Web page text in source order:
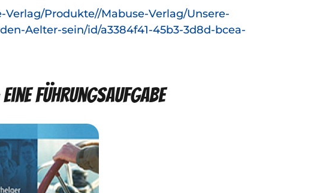
Produkte//Mabuse-Verlag/Unsere-
Aelter-sein/id/a3384f41-45b3-3d8d-bcea-
Führungsaufgabe